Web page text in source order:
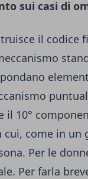
sui casi di
il codice
il 10°
cui, come in un
Per le
Per farla